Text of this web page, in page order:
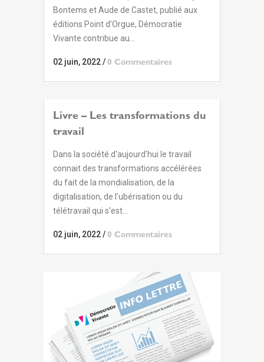
Bontems et Aude de Castet, publié aux
éditions Point d'Orgue, Démocratie
Vivante contribue au...
02 juin, 2022/ 0 Commentaires
Livre – Les transformations du
travail
Dans la société d'aujourd'hui le travail
connait des transformations accélérées
du fait de la mondialisation, de la
digitalisation, de l'ubérisation ou du
télétravail qui s'est...
02 juin, 2022/ 0 Commentaires